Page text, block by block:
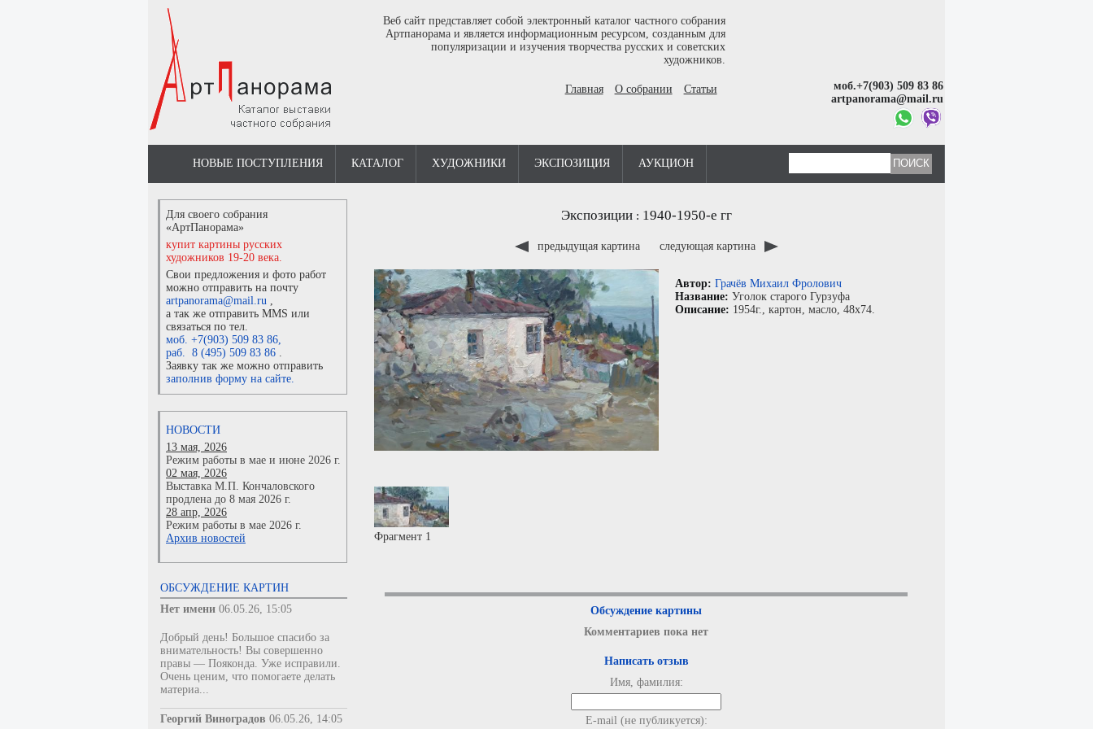
Веб сайт представляет собой электронный каталог частного собрания
Артпанорама и является информационным ресурсом, созданным для
популяризации и изучения творчества русских и советских
художников.
Главная О собрании Статьи
моб.+7(903) 509 83 86
artpanorama@mail.ru
НОВЫЕ ПОСТУПЛЕНИЯ КАТАЛОГ ХУДОЖНИКИ ЭКСПОЗИЦИЯ АУКЦИОН
Для своего собрания
«АртПанорама»
купит картины русских
художников 19-20 века.
Свои предложения и фото работ
можно отправить на почту
artpanorama@mail.ru ,
а так же отправить MMS или
связаться по тел.
моб. +7(903) 509 83 86,
раб. 8 (495) 509 83 86 .
Заявку так же можно отправить
заполнив форму на сайте.
НОВОСТИ
13 мая, 2026
Режим работы в мае и июне 2026 г.
02 мая, 2026
Выставка М.П. Кончаловского
продлена до 8 мая 2026 г.
28 апр, 2026
Режим работы в мае 2026 г.
Архив новостей
ОБСУЖДЕНИЕ КАРТИН
Нет имени 06.05.26, 15:05
Добрый день! Большое спасибо за
внимательность! Вы совершенно
правы — Пояконда. Уже исправили.
Очень ценим, что помогаете делать
материа...
Георгий Виноградов 06.05.26, 14:05
Экспозиции: 1940-1950-е гг
предыдущая картина следующая картина
Автор: Грачёв Михаил Фролович
Название: Уголок старого Гурзуфа
Описание: 1954г., картон, масло, 48x74.
Фрагмент 1
Обсуждение картины
Комментариев пока нет
Написать отзыв
Имя, фамилия:
E-mail (не публикуется):